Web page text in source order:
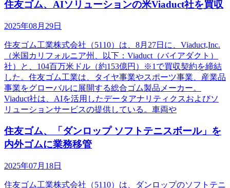
住友ゴム、AIソリューションの米Viaduct社を買収
2025年08月29日
住友ゴム工業株式会社（5110）は、8月27日に、Viaduct,Inc.
（米国カリフォルニア州、以下：Viaduct（バイアダクト）
社）と、104百万米ドル（約153億円）※1で買収契約を締結
した。住友ゴム工業は、タイヤ事業やスポーツ事業、産業品
事業をグローバルに展開する総合ゴム製品メーカー。
Viaduct社は、AIを活用したデータアナリティクスおよびソ
リューションサービスの提供している。車両や
住友ゴム、「ダンロップ ソフトテニスボール」を
内外ゴムに業務移管
2025年07月18日
住友ゴム工業株式会社（5110）は、ダンロップのソフトテニ